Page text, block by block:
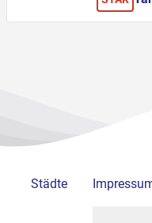
Städte